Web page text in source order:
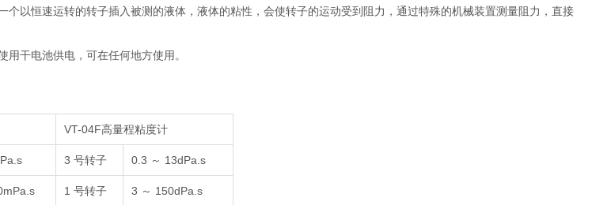
个以恒速运转的转子插入被测的液体，液体的粘性，会使转子的运动受到阻力，通过特殊的机械装置测量阻力，直接
用干电池供电，可在任何地方使用。
VT-04F高量程粘度计
3 号转子 0.3 ～ 13dPa.s
1 号转子 3 ～ 150dPa.s